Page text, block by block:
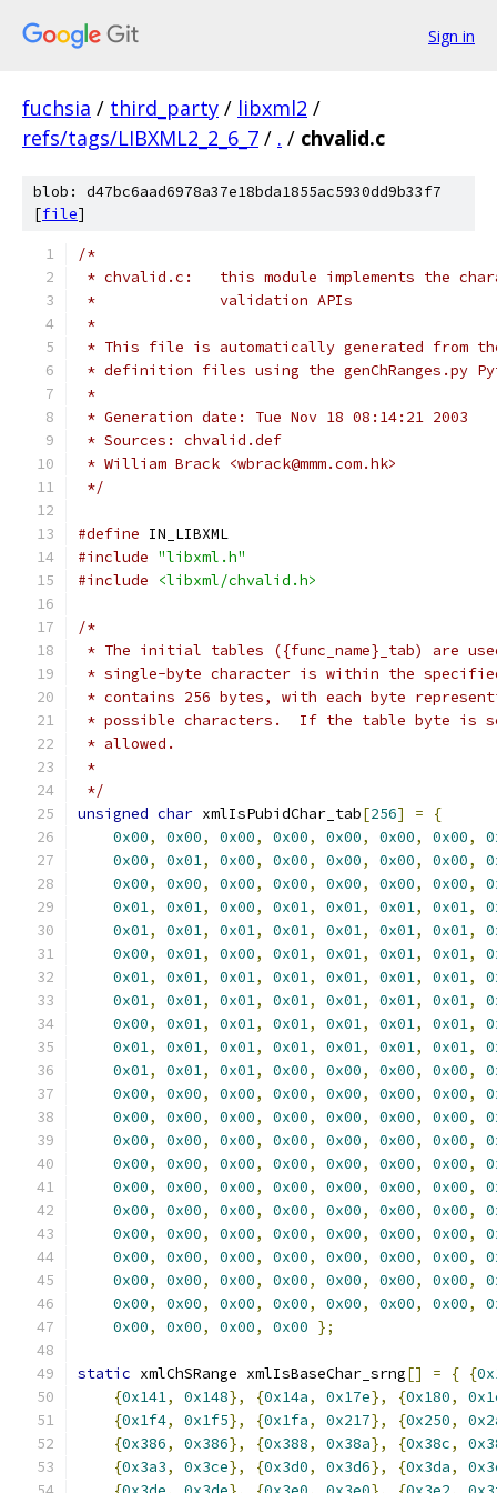
Sign in
fuchsia / third_party / libxml2 /
refs/tags/LIBXML2_2_6_7 / . / chvalid.c
blob: d47bc6aad6978a37e18bda1855ac5930dd9b33f7
[file]
/*
* chvalid.c:	this module implements the
*		validation APIs
*
* This file is automatically generated from
* definition files using the genChRanges.py
*
* Generation date: Tue Nov 18 08:14:21 2003
* Sources: chvalid.def
* William Brack <wbrack@mmm.com.hk>
*/
#define IN_LIBXML
#include "libxml.h"
#include
<libxml/chvalid.h>
/*
* The initial tables ({func_name}_tab) are
* single-byte character is within the
* contains 256 bytes, with each byte
* possible characters.  If the table byte is
* allowed.
*
*/
unsigned char xmlIsPubidChar_tab[256] =
{
0x00, 0x00, 0x00, 0x00, 0x00, 0x00, 0x00,
0x00, 0x01, 0x00, 0x00, 0x00, 0x00, 0x00,
0x00, 0x00, 0x00, 0x00, 0x00, 0x00, 0x00,
0x01, 0x01, 0x00, 0x01, 0x01, 0x01, 0x01,
0x01, 0x01, 0x01, 0x01, 0x01, 0x01, 0x01,
0x00, 0x01, 0x00, 0x01, 0x01, 0x01, 0x01,
0x01, 0x01, 0x01, 0x01, 0x01, 0x01, 0x01,
0x01, 0x01, 0x01, 0x01, 0x01, 0x01, 0x01,
0x00, 0x01, 0x01, 0x01, 0x01, 0x01, 0x01,
0x01, 0x01, 0x01, 0x01, 0x01, 0x01, 0x01,
0x01, 0x01, 0x01, 0x00, 0x00, 0x00, 0x00,
0x00, 0x00, 0x00, 0x00, 0x00, 0x00, 0x00,
0x00, 0x00, 0x00, 0x00, 0x00, 0x00, 0x00,
0x00, 0x00, 0x00, 0x00, 0x00, 0x00, 0x00,
0x00, 0x00, 0x00, 0x00, 0x00, 0x00, 0x00,
0x00, 0x00, 0x00, 0x00, 0x00, 0x00, 0x00,
0x00, 0x00, 0x00, 0x00, 0x00, 0x00, 0x00,
0x00, 0x00, 0x00, 0x00, 0x00, 0x00, 0x00,
0x00, 0x00, 0x00, 0x00, 0x00, 0x00, 0x00,
0x00, 0x00, 0x00, 0x00, 0x00, 0x00, 0x00,
0x00, 0x00, 0x00, 0x00, 0x00, 0x00, 0x00,
0x00, 0x00, 0x00, 0x00 };
static xmlChSRange xmlIsBaseChar_srng[] = { {
{0x141, 0x148}, {0x14a, 0x17e}, {0x180,
{0x1f4, 0x1f5}, {0x1fa, 0x217}, {0x250,
{0x386, 0x386}, {0x388, 0x38a}, {0x38c,
{0x3a3, 0x3ce}, {0x3d0, 0x3d6}, {0x3da,